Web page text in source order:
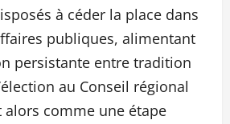
à céder la place dans
publiques, alimentant
persistante entre tradition
au Conseil régional
alors comme une étape